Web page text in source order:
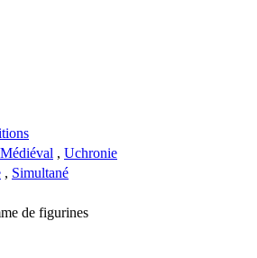
Médiéval , Uchronie
, Simultané
de figurines